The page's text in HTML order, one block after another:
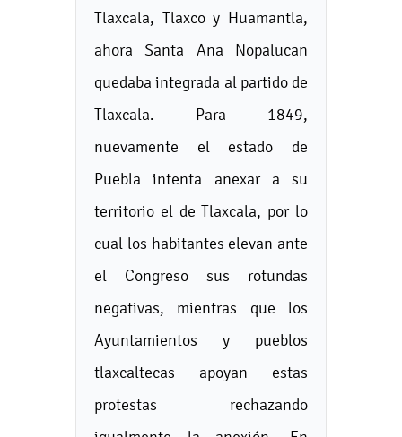
Tlaxcala, Tlaxco y Huamantla,
ahora Santa Ana Nopalucan
quedaba integrada al partido de
Tlaxcala. Para 1849,
nuevamente el estado de
Puebla intenta anexar a su
territorio el de Tlaxcala, por lo
cual los habitantes elevan ante
el Congreso sus rotundas
negativas, mientras que los
Ayuntamientos y pueblos
tlaxcaltecas apoyan estas
protestas rechazando